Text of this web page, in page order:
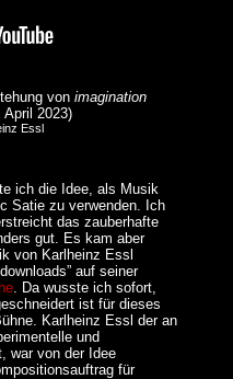
von imagination
April 2023)
Essl
ich die Idee, als Musik
Satie zu verwenden. Ich
das zauberhafte
gut. Es kam aber
von Karlheinz Essl
auf seiner
. Da wusste ich sofort,
ist für dieses
Karlheinz Essl der an
und
war von der Idee
für